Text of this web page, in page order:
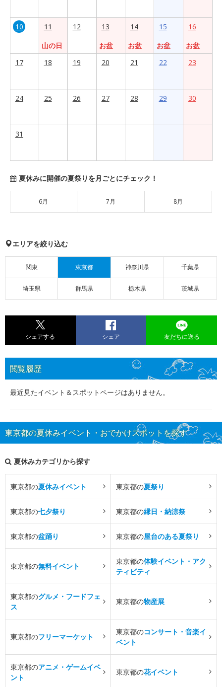
10
11
山の日
12
13
お盆
14
お盆
15
お盆
16
お盆
17
18 19 20 21 22 23
24 25 26 27 28 29 30
31
夏休みに開催の夏祭りを月ごとにチェック！
6月 7月 8月
エリアを絞り込む
関東 東京都 神奈川県 千葉県
埼玉県 群馬県 栃木県 茨城県
シェアする シェア 友だちに送る
閲覧履歴
最近見たイベント＆スポットページはありません。
東京都の夏休みイベント・おでかけスポットを探す
夏休みカテゴリから探す
東京都の夏休みイベント 東京都の夏祭り
東京都の七夕祭り 東京都の縁日・納涼祭
東京都の盆踊り 東京都の屋台のある夏祭り
東京都の無料イベント
東京都の体験イベント・アク
ティビティ
東京都のグルメ・フードフェ
ス
東京都の物産展
東京都のフリーマーケット
東京都のコンサート・音楽イ
ベント
東京都のアニメ・ゲームイベ
ント
東京都の花イベント